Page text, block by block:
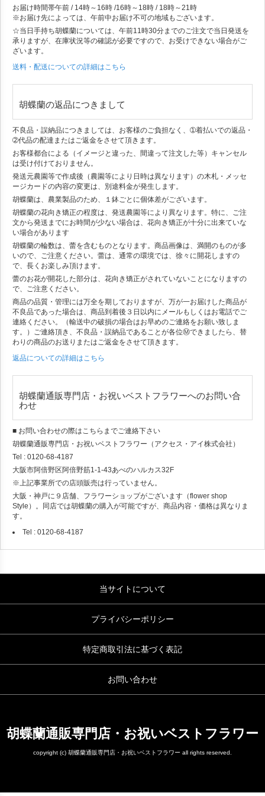
お届け時間帯午前 / 14時～16時 /16時～18時 / 18時～21時
※お届け先によっては、午前中お届け不可の地域もございます。
☆当日手持ち胡蝶蘭については、午前11時30分までのご注文で当日発送を
承りますが、在庫状況等の確認が必要ですので、お受けできない場合がご
ざいます。
送料・配送についての詳細はこちら
胡蝶蘭の返品につきまして
不良品・誤納品につきましては、お客様のご負担なく、➀着払いでの返品・
➁代品の配達またはご返金をさせて頂きます。
お客様都合による（イメージと違った、間違って注文した等）キャンセル
は受け付けておりません。
発送元農園等で作成後（農園等により日時は異なります）の木札・メッセ
ージカードの内容の変更は、別途料金が発生します。
胡蝶蘭は、農業製品のため、１鉢ごとに個体差がございます。
胡蝶蘭の花向き矯正の程度は、発送農園等により異なります。特に、ご注
文から発送までにお時間が少ない場合は、花向き矯正が十分に出来ていな
い場合があります
胡蝶蘭の輪数は、蕾を含むものとなります。商品画像は、満開のものが多
いので、ご注意ください。蕾は、通常の環境では、徐々に開花しますの
で、長くお楽しみ頂けます。
蕾のお花が開花した部分は、花向き矯正がされていないことになりますの
で、ご注意ください。
商品の品質・管理には万全を期しておりますが、万が一お届けした商品が
不良品であった場合は、商品到着後３日以内にメールもしくはお電話でご
連絡ください。（輸送中の破損の場合はお早めのご連絡をお願い致しま
す。）ご連絡頂き、不良品・誤納品であることが各位Ⓜできましたら、替
わりの商品のお送りまたはご返金をさせて頂きます。
返品についての詳細はこちら
胡蝶蘭通販専門店・お祝いベストフラワーへのお問い合
わせ
■ お問い合わせの際はこちらまでご連絡下さい
胡蝶蘭通販専門店・お祝いベストフラワー（アクセス・アイ株式会社）
Tel : 0120-68-4187
大阪市阿倍野区阿倍野筋1-1-43あべのハルカス32F
※上記事業所での店頭販売は行っていません。
大阪・神戸に９店舗、フラワーショップがございます（flower shop
Style）。同店では胡蝶蘭の購入が可能ですが、商品内容・価格は異なりま
す。
Tel : 0120-68-4187
当サイトについて
プライバシーポリシー
特定商取引法に基づく表記
お問い合わせ
胡蝶蘭通販専門店・お祝いベストフラワー
copyright (c) 胡蝶蘭通販専門店・お祝いベストフラワー all rights reserved.